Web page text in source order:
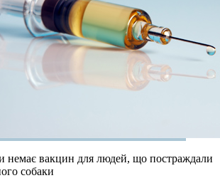
немає вакцин для людей, що постраждали
собаки